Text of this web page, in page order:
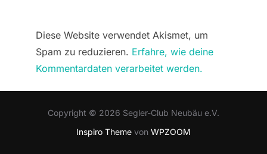
Diese Website verwendet Akismet, um
Spam zu reduzieren. Erfahre, wie deine
Kommentardaten verarbeitet werden.
Copyright © 2026 Segler-Club Neubäu e.V.
Inspiro Theme von WPZOOM